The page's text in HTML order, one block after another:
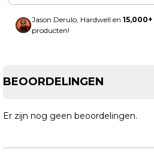
Jason Derulo, Hardwell en 15,000+
producten!
BEOORDELINGEN
Er zijn nog geen beoordelingen.